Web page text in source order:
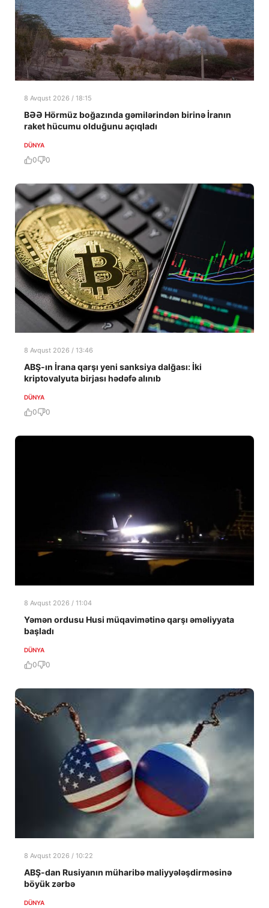
8 Avqust 2026 / 18:15
BƏƏ Hörmüz boğazında gəmilərindən birinə İranın
raket hücumu olduğunu açıqladı
DÜNYA
0 0
8 Avqust 2026 / 13:46
ABŞ-ın İrana qarşı yeni sanksiya dalğası: İki
kriptovalyuta birjası hədəfə alınıb
DÜNYA
0 0
8 Avqust 2026 / 11:04
Yəmən ordusu Husi müqavimətinə qarşı əməliyyata
başladı
DÜNYA
0 0
8 Avqust 2026 / 10:22
ABŞ-dan Rusiyanın müharibə maliyyələşdirməsinə
böyük zərbə
DÜNYA